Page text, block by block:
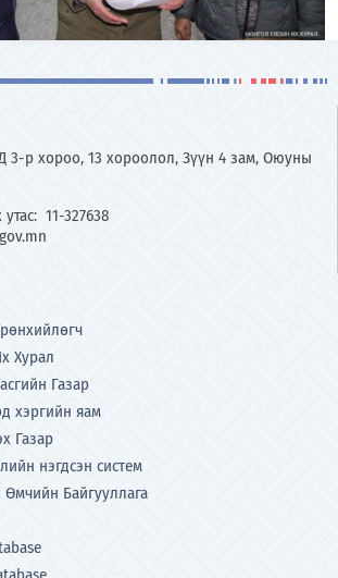
3-р хороо, 13 хороолол, Зүүн 4 зам, Оюуны
11-327638
Хурал
Газар
хэргийн яам
Газар
нэгдсэн систем
Байгууллага